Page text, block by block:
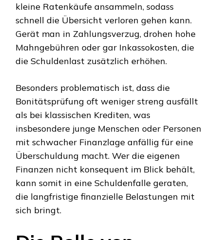
kleine Ratenkäufe ansammeln, sodass
schnell die Übersicht verloren gehen kann.
Gerät man in Zahlungsverzug, drohen hohe
Mahngebühren oder gar Inkassokosten, die
die Schuldenlast zusätzlich erhöhen.
Besonders problematisch ist, dass die
Bonitätsprüfung oft weniger streng ausfällt
als bei klassischen Krediten, was
insbesondere junge Menschen oder Personen
mit schwacher Finanzlage anfällig für eine
Überschuldung macht. Wer die eigenen
Finanzen nicht konsequent im Blick behält,
kann somit in eine Schuldenfalle geraten,
die langfristige finanzielle Belastungen mit
sich bringt.